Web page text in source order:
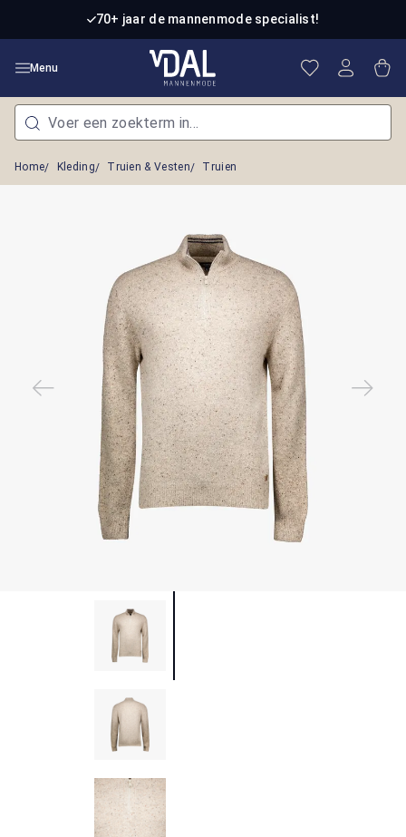
Ga naar de hoofdinhoud70+ jaar de mannenmode specialist!
Menu Je hebt 0
Home Kleding Truien & Vesten Truien